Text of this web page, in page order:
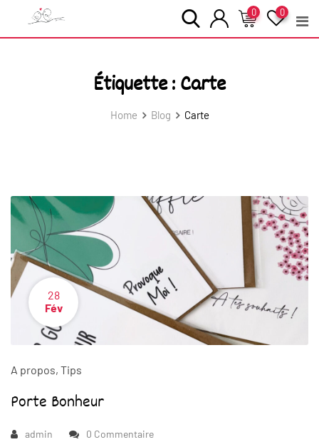
0
0
Étiquette :Carte
Home Blog Carte
28
Fév
A propos, Tips
Porte Bonheur
admin 0 Commentaire